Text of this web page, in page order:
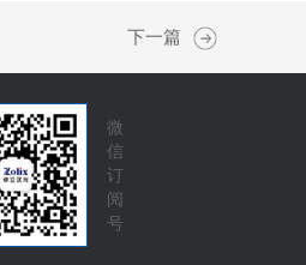
下一篇
微
信
订
阅
号